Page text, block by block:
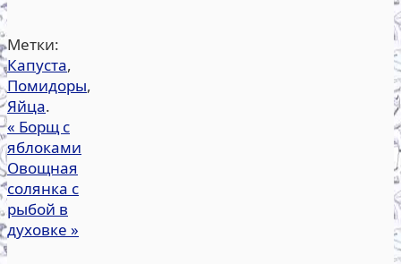
Метки:
Капуста,
Помидоры,
Яйца.
« Борщ с
яблоками
Овощная
солянка с
рыбой в
духовке »